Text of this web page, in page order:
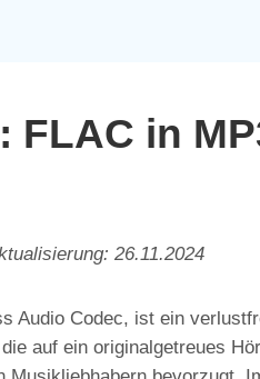
FLAC in
26.11.2024
Audio Codec, ist ein
auf ein originalgetreues